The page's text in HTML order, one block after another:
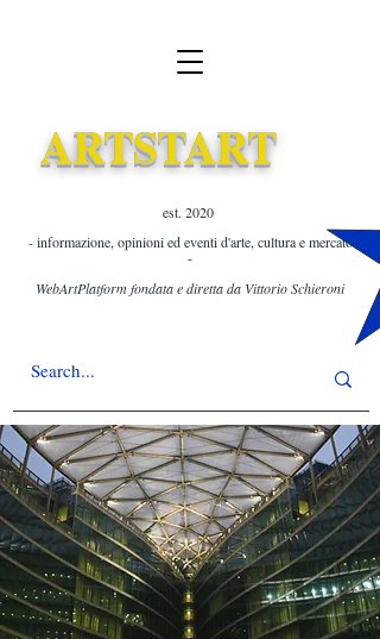
ARTSTART
est. 2020 ​
- informazione, opinioni ed eventi d'arte, cultura e mercato
-
WebArtPlatform fondata e diretta da Vittorio Schieroni